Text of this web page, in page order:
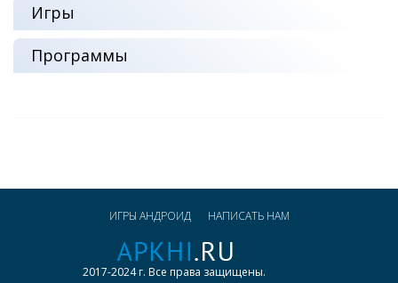
Игры
Программы
ИГРЫ АНДРОИД НАПИСАТЬ НАМ
2017-2024 г. Все права защищены.